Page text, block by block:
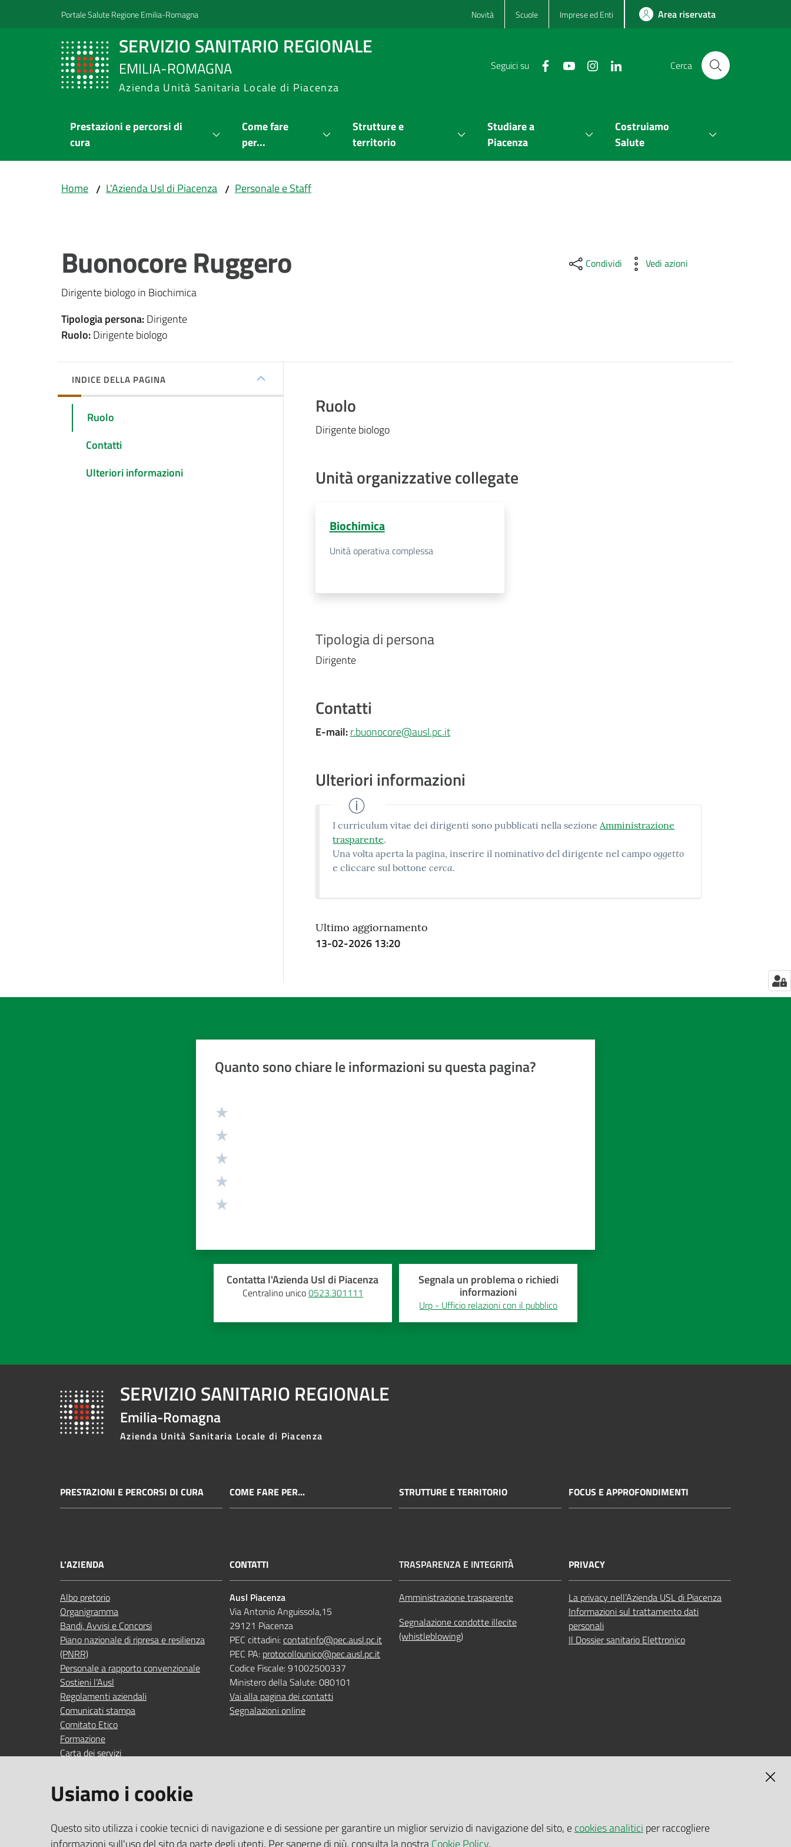
Vai al contenuto
Vai alla navigazionePortale Salute Regione Emilia-Romagna Novità Scuole Imprese ed Enti Area riservata
SERVIZIO SANITARIO REGIONALE
EMILIA-ROMAGNA
Azienda Unità Sanitaria Locale di Piacenza
Seguici su Cerca
Prestazioni e percorsi di
cura
Come fare
per...
Strutture e
territorio
Studiare a
Piacenza
Costruiamo
Salute
Home / L'Azienda Usl di Piacenza / Personale e Staff
Buonocore Ruggero
Dirigente biologo in Biochimica
Tipologia persona:Dirigente
Ruolo:Dirigente biologo
Condividi Vedi azioni
INDICE DELLA PAGINA
Ruolo
Contatti
Ulteriori informazioni
Ruolo
Dirigente biologo
Unità organizzative collegate
Biochimica
Unità operativa complessa
Tipologia di persona
Dirigente
Contatti
E-mail:r.buonocore@ausl.pc.it
Ulteriori informazioni
I curriculum vitae dei dirigenti sono pubblicati nella sezioneAmministrazione
trasparente.
Una volta aperta la pagina, inserire il nominativo del dirigente nel campooggetto
e cliccare sul bottonecerca.
Ultimo aggiornamento
13-02-2026 13:20
Quanto sono chiare le informazioni su questa pagina?
Contatta l'Azienda Usl di Piacenza
Centralino unico0523.301111
Segnala un problema o richiedi
informazioni
Urp - Ufficio relazioni con il pubblico
SERVIZIO SANITARIO REGIONALE
Emilia-Romagna
Azienda Unità Sanitaria Locale di Piacenza
PRESTAZIONI E PERCORSI DI CURA COME FARE PER... STRUTTURE E TERRITORIO FOCUS E APPROFONDIMENTI
L'AZIENDA
Albo pretorio
Organigramma
Bandi, Avvisi e Concorsi
Piano nazionale di ripresa e resilienza
(PNRR)
Personale a rapporto convenzionale
Sostieni l’Ausl
Regolamenti aziendali
Comunicati stampa
Comitato Etico
Formazione
Carta dei servizi
CONTATTI
Ausl Piacenza
Via Antonio Anguissola,15
29121 Piacenza
PEC cittadini:contatinfo@pec.ausl.pc.it
PEC PA: protocollounico@pec.ausl.pc.it
Codice Fiscale: 91002500337
Ministero della Salute: 080101
Vai alla pagina dei contatti
Segnalazioni online
TRASPARENZA E INTEGRITÀ
Amministrazione trasparente
Segnalazione condotte illecite
(whistleblowing)
PRIVACY
La privacy nell’Azienda USL di Piacenza
Informazioni sul trattamento dati
personali
Il Dossier sanitario Elettronico
SEGUICI SU
facebookYouTubeInstagramLinkedin
Accedi ai servizi online
Tempi di attesa Emilia-Romagna
Usiamo i cookie
Questo sito utilizza i cookie tecnici di navigazione e di sessione per garantire un miglior servizio di navigazione del sito, ecookies analitici per raccogliere
informazioni sull'uso del sito da parte degli utenti. Per saperne di più, consulta la nostra Cookie Policy.